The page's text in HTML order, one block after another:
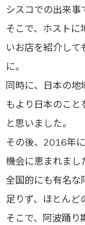
シスコでの出来事
そこで、ホストに
いお店を紹介して
に。
同時に、日本の
もより日本のこと
と思いました。
その後、2016年
機会に恵まれまし
全国的にも有名な
足りず、ほとんど
そこで、阿波踊り